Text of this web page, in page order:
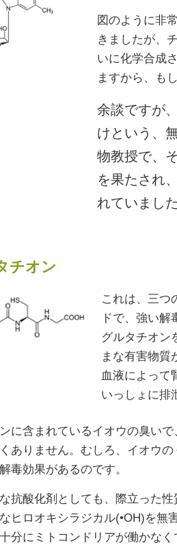
図のように非
きましたが、
いに化学合成
ますから、も
余談ですが
けという、
物教授で、
を果たされ
れていました
チオン
これは、三つ
ドで、強い解
グルタチオン
まな有害物質
血液によって
いっしょに排
に含まれているイオウの臭い
ありません。むしろ、イオウ
毒効果があるのです。
抗酸化剤としても、際立った
ヒロオキシラジカル(•OH)を無
分にミトコンドリアが働かな